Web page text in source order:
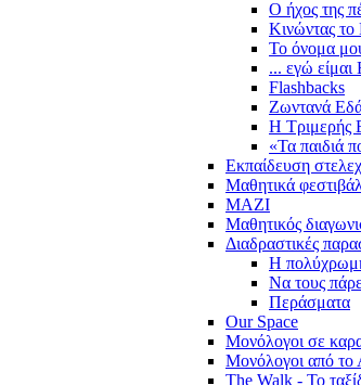
Ο ήχος της
Κινώντας
Το όνομα
... εγώ είμαι
Flashbacks
Ζωντανά
Η Τριμερής
«Τα παιδιά
Εκπαίδευση
Μαθητικά
ΜΑΖΙ
Μαθητικός
Διαδραστικές
Η
Να τους
Περάσματα
Our Space
Μονόλογοι σε
Μονόλογοι από το
The Walk - Το